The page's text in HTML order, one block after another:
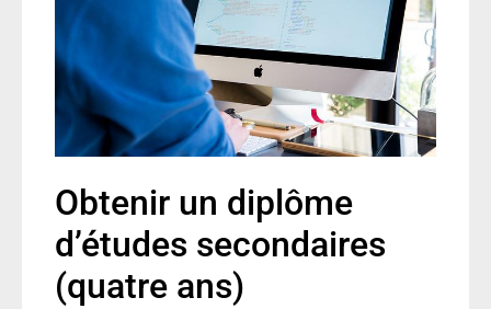
Obtenir un diplôme
d’études secondaires
(quatre ans)